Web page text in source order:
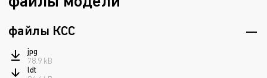
файлы КСС
jpg
78.9 kB
ldt